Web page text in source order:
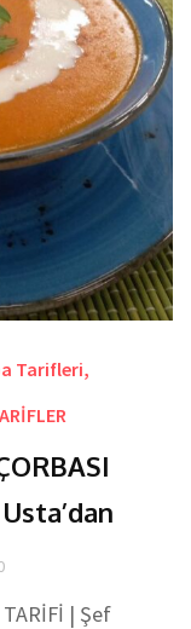
Tarifleri,
TARİFİ | Şef